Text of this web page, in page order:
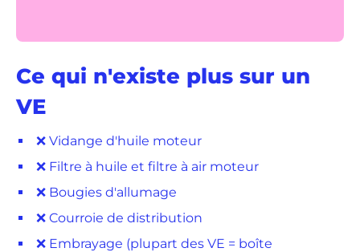
Ce qui n'existe plus sur un
VE
❌ Vidange d'huile moteur
❌ Filtre à huile et filtre à air moteur
❌ Bougies d'allumage
❌ Courroie de distribution
❌ Embrayage (plupart des VE = boîte